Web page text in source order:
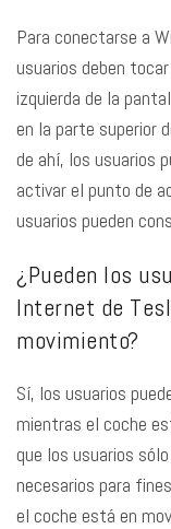
Para conectarse a
usuarios deben
izquierda de la
en la parte superior
de ahí, los usuarios
activar el punto de
usuarios pueden
¿Pueden los
Internet de
movimiento?
Sí, los usuarios
mientras el coche
que los usuarios
necesarios para
el coche está en